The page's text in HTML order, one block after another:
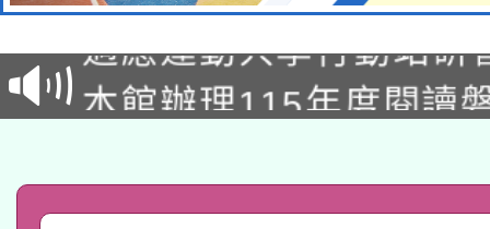
招)
本館辦理115年度閱讀
礎課程
A3數位素養講師名單